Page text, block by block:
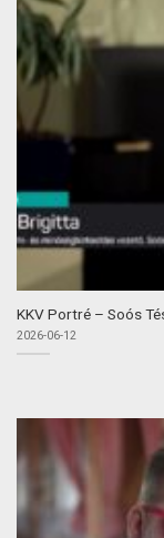
KKV Portré – Soós
2026-06-12